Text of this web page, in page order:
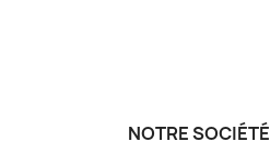
NOTRE SOCIÉTÉ